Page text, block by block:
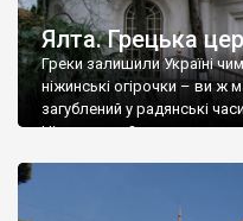
Ялта. Грецька
Греки залишили Україні
ніжинські огірочки – ви ж
загублений у радянські
Ніжин греки?